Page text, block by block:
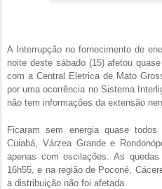
A Interrupção no fornecimento de
noite deste sábado (15) afetou
com a Central Eletrica de Mato
por uma ocorrência no Sistema
não tem informações da extensão
Ficaram sem energia quase
Cuiabá, Várzea Grande e
apenas com oscilações. As
16h55, e na região de Poconé,
a distribuição não foi afetada.